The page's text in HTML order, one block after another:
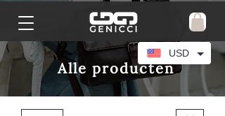
Alle producten
USD